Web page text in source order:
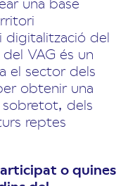
digitalització del
VAG és un
el sector dels
obtenir una
dels
reptes
o quines